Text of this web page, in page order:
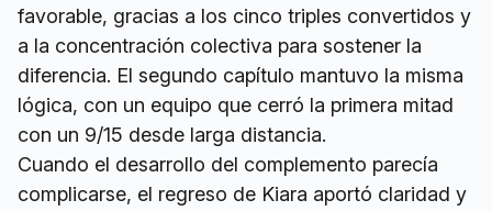
favorable, gracias a los cinco triples convertidos y
a la concentración colectiva para sostener la
diferencia. El segundo capítulo mantuvo la misma
lógica, con un equipo que cerró la primera mitad
con un 9/15 desde larga distancia.
Cuando el desarrollo del complemento parecía
complicarse, el regreso de Kiara aportó claridad y